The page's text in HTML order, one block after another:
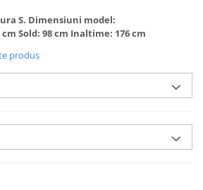
S. Dimensiuni model:
Sold: 98 cm Inaltime: 176 cm
produs